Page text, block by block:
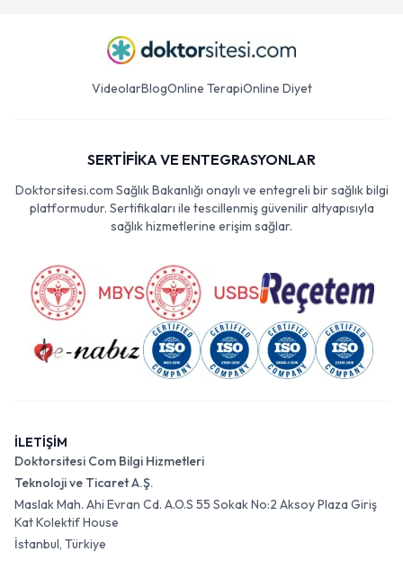
VideolarBlogOnline TerapiOnline Diyet
SERTİFİKA VE ENTEGRASYONLAR
Doktorsitesi.com Sağlık Bakanlığı onaylı ve entegreli bir sağlık bilgi
platformudur. Sertifikaları ile tescillenmiş güvenilir altyapısıyla
sağlık hizmetlerine erişim sağlar.
İLETİŞİM
Doktorsitesi Com Bilgi Hizmetleri
Teknoloji ve Ticaret A.Ş.
Maslak Mah. Ahi Evran Cd. A.O.S 55 Sokak No:2 Aksoy Plaza Giriş
Kat Kolektif House
İstanbul, Türkiye